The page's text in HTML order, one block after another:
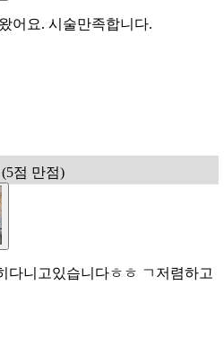
어요. 시술만족합니다.
점 만점)
다니고있습니다ㅎㅎ ㄱ저렴하고